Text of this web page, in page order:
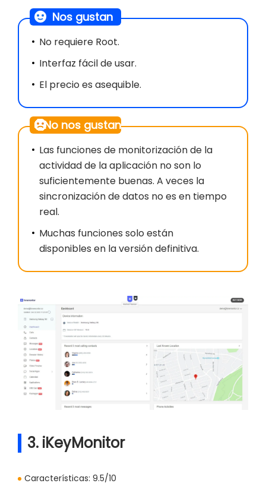
Nos gustan
No requiere Root.
Interfaz fácil de usar.
El precio es asequible.
No nos gustan
Las funciones de monitorización de la
actividad de la aplicación no son lo
suficientemente buenas. A veces la
sincronización de datos no es en tiempo
real.
Muchas funciones solo están
disponibles en la versión definitiva.
3. iKeyMonitor
Características: 9.5/10